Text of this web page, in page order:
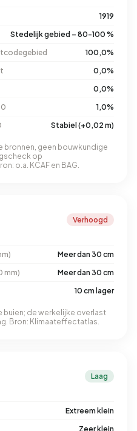
1919
Stedelijk gebied – 80-100 %
100,0%
0,0%
0,0%
1,0%
Stabiel (+0,02 m)
bronnen, geen bouwkundige
op
o.a. KCAF en BAG.
Verhoogd
Meer dan 30 cm
mm)
Meer dan 30 cm
10 cm lager
buien; de werkelijke overlast
Bron: Klimaateffectatlas.
Laag
Extreem klein
Zeer klein